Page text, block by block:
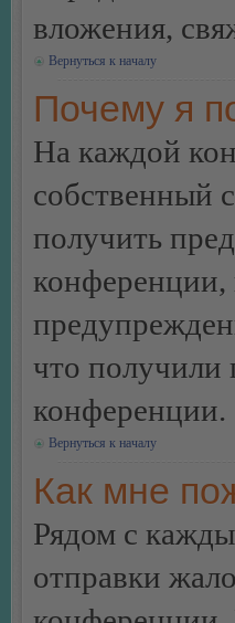
вложения,
Вернуться к началу
Почему я
На каждой
собственный
получить
конференции,
что получили
конференции.
Вернуться к началу
Как мне
Рядом с
отправки